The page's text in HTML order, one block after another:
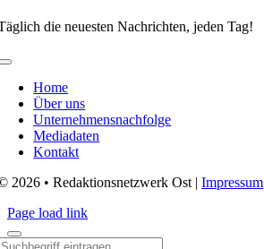
die neuesten Nachrichten, jeden Tag!
Toggle
NavigationHome
Über uns
Unternehmensnachfolge
Mediadaten
Kontakt
2026 • Redaktionsnetzwerk Ost |Impressum
Page load link